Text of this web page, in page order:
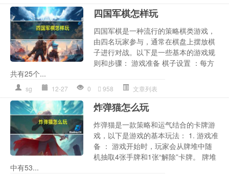
四国军棋怎样玩
四国军棋是一种流行的策略棋类游戏，
由四名玩家参与，通常在棋盘上摆放棋
子进行对战。以下是一些基本的游戏规
则和步骤： 游戏准备 棋子设置 ：每方
共有25个...
sg 12-27 0 958 文章列表
炸弹猫怎么玩
炸弹猫是一款策略和运气结合的卡牌游
戏，以下是游戏的基本玩法： 1. 游戏准
备 ： 游戏开始时，玩家会从牌堆中随
机抽取4张手牌和1张“解除”卡牌。 牌堆
中有53...